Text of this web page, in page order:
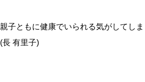
親子ともに健康でいられる気がしてしま
(長 有里子)